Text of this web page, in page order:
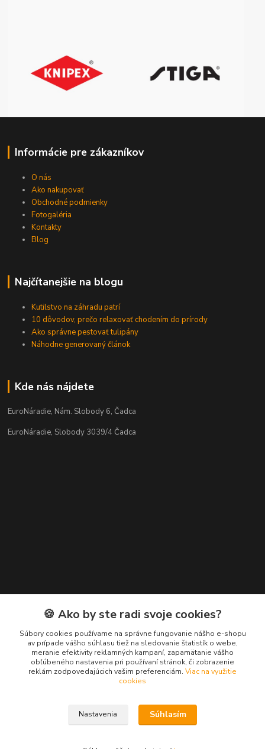
Informácie pre zákazníkov
O nás
Ako nakupovať
Obchodné podmienky
Fotogaléria
Kontakty
Blog
Najčítanejšie na blogu
Kutilstvo na záhradu patrí
10 dôvodov, prečo relaxovať chodením do prírody
Ako správne pestovať tulipány
Náhodne generovaný článok
Kde nás nájdete
EuroNáradie, Nám. Slobody 6, Čadca
EuroNáradie, Slobody 3039/4 Čadca
Kontakty
Zákaznícka podpora EuroNáradie
+421 911 629 846
(Po-Pia, 8-16 hod.)
info@euronaradie.sk
🍪 Ako by ste radi svoje cookies?
Súbory cookies používame na správne fungovanie nášho e-shopu
av prípade vášho súhlasu tiež na sledovanie štatistík o webe,
meranie efektivity reklamných kampaní, zapamätanie vášho
obľúbeného nastavenia pri používaní stránok, či zobrazenie
reklám zodpovedajúcich vašim preferenciám. Viac na využitie
cookies
Nastavenia Súhlasím